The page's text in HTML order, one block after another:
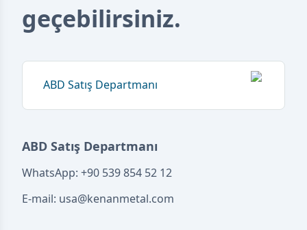
geçebilirsiniz.
ABD Satış Departmanı
ABD Satış Departmanı
WhatsApp: +90 539 854 52 12
E-mail: usa@kenanmetal.com